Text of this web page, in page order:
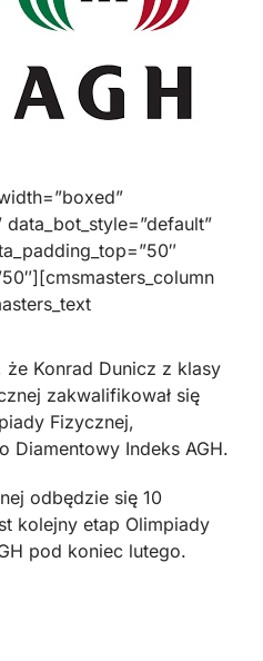
Konrad Dunicz z klasy
zakwalifikował się
Fizycznej,
Diamentowy Indeks AGH.
odbędzie się 10
kolejny etap Olimpiady
pod koniec lutego.